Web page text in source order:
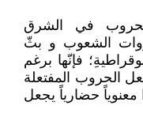
في الشرق
الشعوب و بثّ
فإنّها برغم
الحروب المفتعلة
حضارياً يجعل